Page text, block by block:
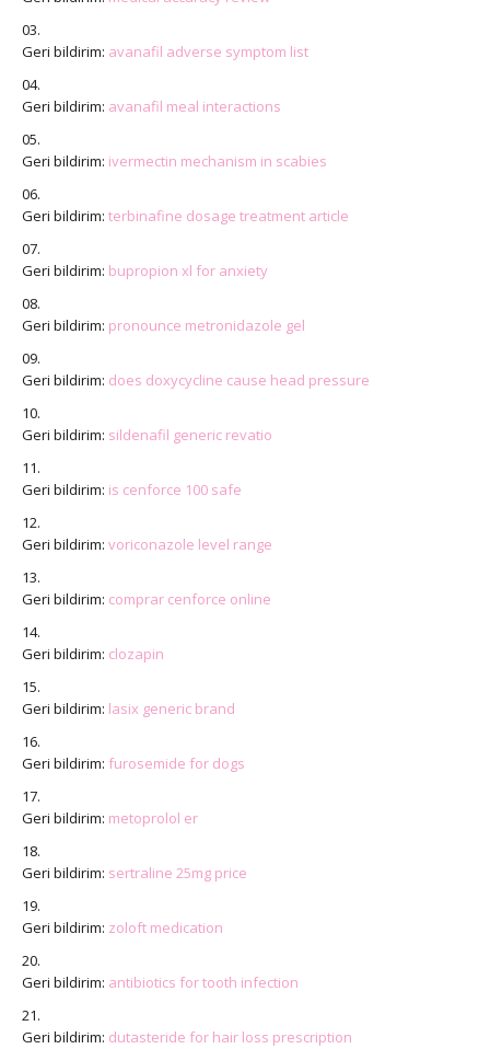
Geri bildirim: avanafil adverse symptom list
Geri bildirim: avanafil meal interactions
Geri bildirim: ivermectin mechanism in scabies
Geri bildirim: terbinafine dosage treatment article
Geri bildirim: bupropion xl for anxiety
Geri bildirim: pronounce metronidazole gel
Geri bildirim: does doxycycline cause head pressure
Geri bildirim: sildenafil generic revatio
Geri bildirim: is cenforce 100 safe
Geri bildirim: voriconazole level range
Geri bildirim: comprar cenforce online
Geri bildirim: clozapin
Geri bildirim: lasix generic brand
Geri bildirim: furosemide for dogs
Geri bildirim: metoprolol er
Geri bildirim: sertraline 25mg price
Geri bildirim: zoloft medication
Geri bildirim: antibiotics for tooth infection
Geri bildirim: dutasteride for hair loss prescription